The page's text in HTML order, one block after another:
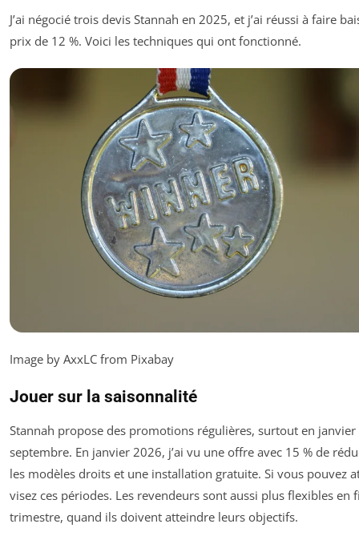
J’ai négocié trois devis Stannah en 2025, et j’ai réussi à faire
prix de 12 %. Voici les techniques qui ont fonctionné.
Image by AxxLC from Pixabay
Jouer sur la saisonnalité
Stannah propose des promotions régulières, surtout en janvier
septembre. En janvier 2026, j’ai vu une offre avec 15 % de
les modèles droits et une installation gratuite. Si vous pouvez
visez ces périodes. Les revendeurs sont aussi plus flexibles en
trimestre, quand ils doivent atteindre leurs objectifs.